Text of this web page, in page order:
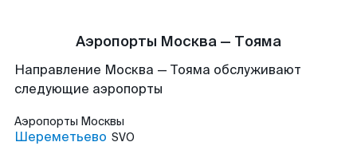
Аэропорты Москва — Тояма
Направление Москва — Тояма обслуживают
следующие аэропорты
Аэропорты Москвы
Шереметьево SVO